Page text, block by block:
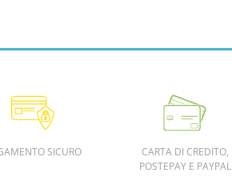
SICURO
CARTA DI CREDITO,
POSTEPAY E PAYPAL